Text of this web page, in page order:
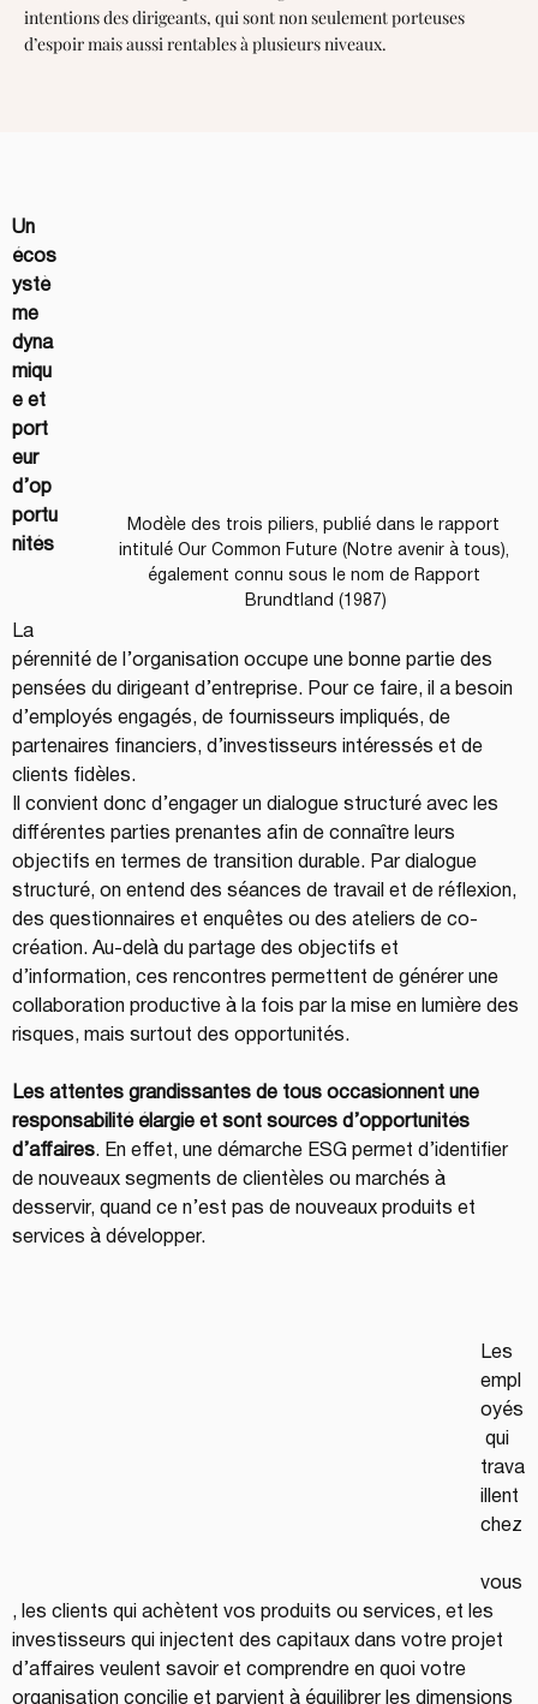
intentions des dirigeants, qui sont non seulement porteuses
d’espoir mais aussi rentables à plusieurs niveaux.
Modèle des trois piliers, publié dans le rapport
intitulé Our Common Future (Notre avenir à tous),
également connu sous le nom de Rapport
Brundtland (1987)
Un
écos
ystè
me
dyna
miqu
e et
port
eur
d’op
portu
nités
La
pérennité de l’organisation occupe une bonne partie des
pensées du dirigeant d’entreprise. Pour ce faire, il a besoin
d’employés engagés, de fournisseurs impliqués, de
partenaires financiers, d’investisseurs intéressés et de
clients fidèles.
Il convient donc d’engager un dialogue structuré avec les
différentes parties prenantes afin de connaître leurs
objectifs en termes de transition durable. Par dialogue
structuré, on entend des séances de travail et de réflexion,
des questionnaires et enquêtes ou des ateliers de co-
création. Au-delà du partage des objectifs et
d’information, ces rencontres permettent de générer une
collaboration productive à la fois par la mise en lumière des
risques, mais surtout des opportunités.
Les attentes grandissantes de tous occasionnent une
responsabilité élargie et sont sources d’opportunités
d’affaires. En effet, une démarche ESG permet d’identifier
de nouveaux segments de clientèles ou marchés à
desservir, quand ce n’est pas de nouveaux produits et
services à développer.
Les
empl
oyés
qui
trava
illent
chez
vous
, les clients qui achètent vos produits ou services, et les
investisseurs qui injectent des capitaux dans votre projet
d’affaires veulent savoir et comprendre en quoi votre
organisation concilie et parvient à équilibrer les dimensions